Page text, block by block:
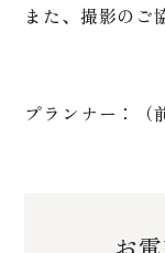
また、撮影のご
プランナー：（